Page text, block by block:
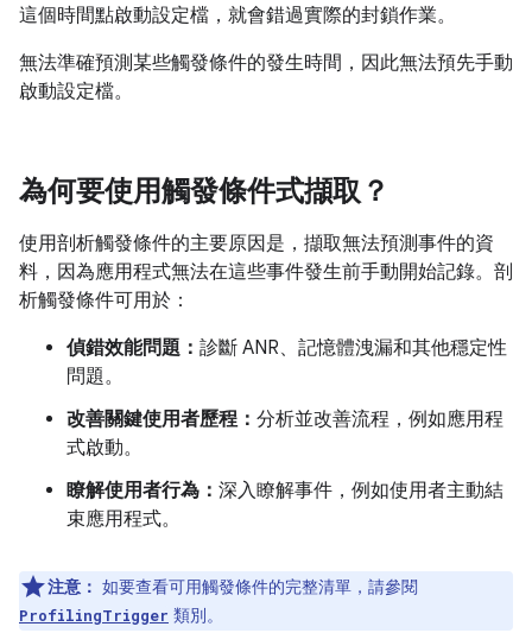
這個時間點啟動設定檔，就會錯過實際的封鎖作業。
無法準確預測某些觸發條件的發生時間，因此無法預先手動
啟動設定檔。
為何要使用觸發條件式擷取？
使用剖析觸發條件的主要原因是，擷取無法預測事件的資
料，因為應用程式無法在這些事件發生前手動開始記錄。剖
析觸發條件可用於：
偵錯效能問題： 診斷 ANR、記憶體洩漏和其他穩定性
問題。
改善關鍵使用者歷程： 分析並改善流程，例如應用程
式啟動。
瞭解使用者行為： 深入瞭解事件，例如使用者主動結
束應用程式。
注意： 如要查看可用觸發條件的完整清單，請參閱
ProfilingTrigger 類別。